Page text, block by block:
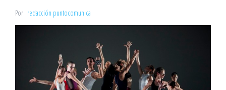
Por redacción puntocomunica